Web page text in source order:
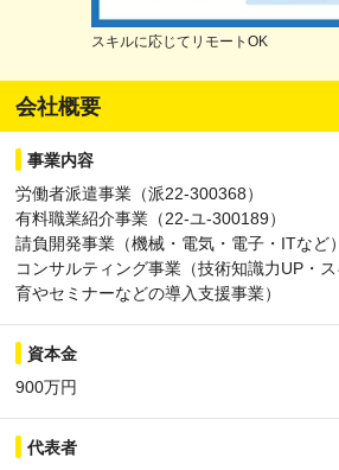
スキルに応じてリモートOK
会社概要
事業内容
労働者派遣事業（派22-300368）
有料職業紹介事業（22-ユ-300189）
請負開発事業（機械・電気・電子・ITなど）
コンサルティング事業（技術知識力UP・
育やセミナーなどの導入支援事業）
資本金
900万円
代表者